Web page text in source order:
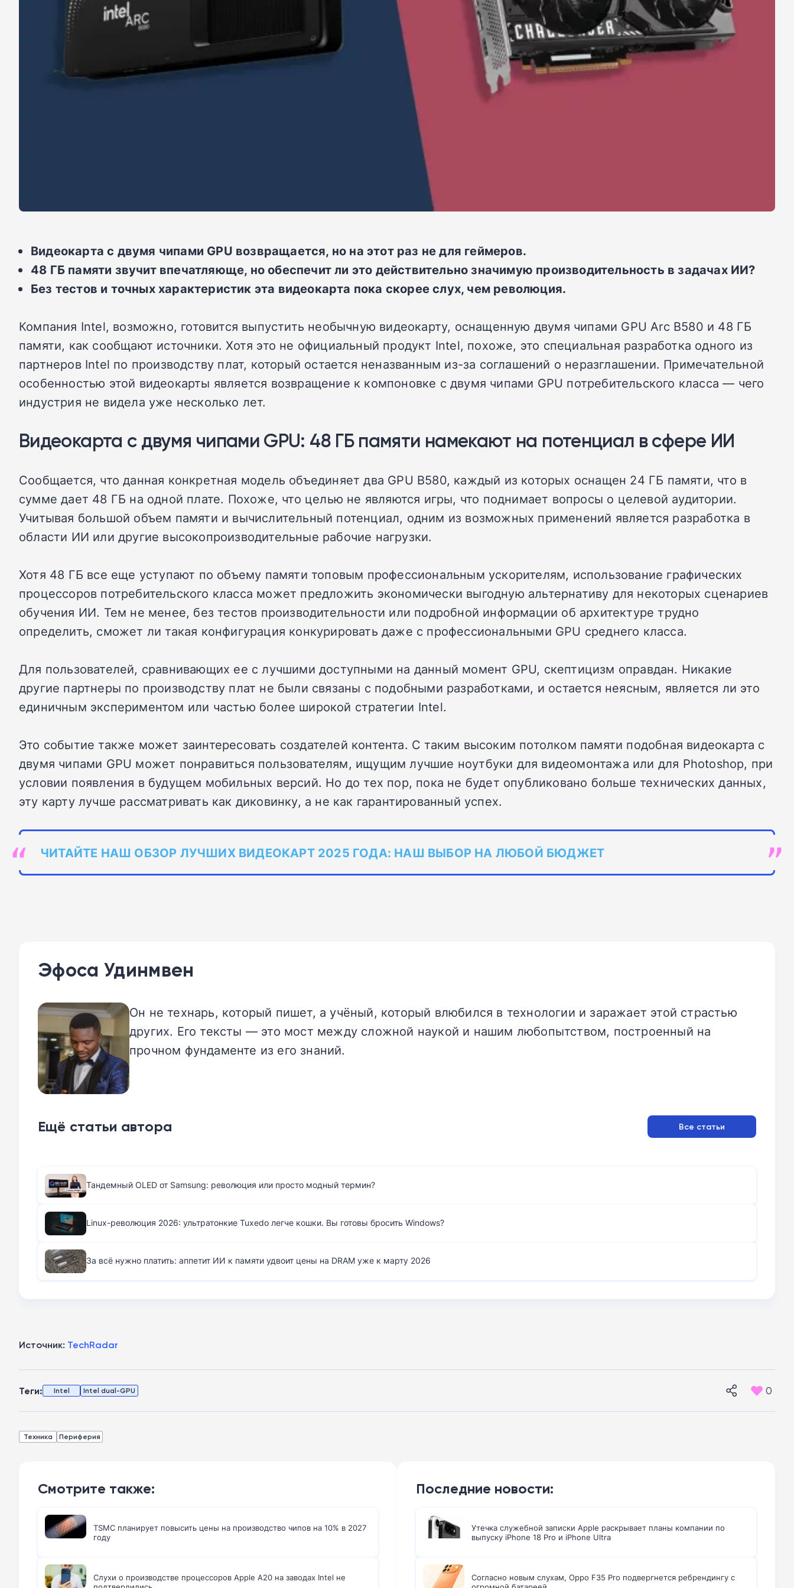
Видеокарта с двумя чипами GPU возвращается, но на этот раз не для геймеров.
48 ГБ памяти звучит впечатляюще, но обеспечит ли это действительно значимую производительность в задачах ИИ?
Без тестов и точных характеристик эта видеокарта пока скорее слух, чем революция.
Компания Intel, возможно, готовится выпустить необычную видеокарту, оснащенную двумя чипами GPU Arc B580 и 48 ГБ
памяти, как сообщают источники. Хотя это не официальный продукт Intel, похоже, это специальная разработка одного из
партнеров Intel по производству плат, который остается неназванным из-за соглашений о неразглашении. Примечательной
особенностью этой видеокарты является возвращение к компоновке с двумя чипами GPU потребительского класса — чего
индустрия не видела уже несколько лет.
Видеокарта с двумя чипами GPU: 48 ГБ памяти намекают на потенциал в сфере ИИ
Сообщается, что данная конкретная модель объединяет два GPU B580, каждый из которых оснащен 24 ГБ памяти, что в
сумме дает 48 ГБ на одной плате. Похоже, что целью не являются игры, что поднимает вопросы о целевой аудитории.
Учитывая большой объем памяти и вычислительный потенциал, одним из возможных применений является разработка в
области ИИ или другие высокопроизводительные рабочие нагрузки.
Хотя 48 ГБ все еще уступают по объему памяти топовым профессиональным ускорителям, использование графических
процессоров потребительского класса может предложить экономически выгодную альтернативу для некоторых сценариев
обучения ИИ. Тем не менее, без тестов производительности или подробной информации об архитектуре трудно
определить, сможет ли такая конфигурация конкурировать даже с профессиональными GPU среднего класса.
Для пользователей, сравнивающих ее с лучшими доступными на данный момент GPU, скептицизм оправдан. Никакие
другие партнеры по производству плат не были связаны с подобными разработками, и остается неясным, является ли это
единичным экспериментом или частью более широкой стратегии Intel.
Это событие также может заинтересовать создателей контента. С таким высоким потолком памяти подобная видеокарта с
двумя чипами GPU может понравиться пользователям, ищущим лучшие ноутбуки для видеомонтажа или для Photoshop, при
условии появления в будущем мобильных версий. Но до тех пор, пока не будет опубликовано больше технических данных,
эту карту лучше рассматривать как диковинку, а не как гарантированный успех.
ЧИТАЙТЕ НАШ ОБЗОР ЛУЧШИХ ВИДЕОКАРТ 2025 ГОДА: НАШ ВЫБОР НА ЛЮБОЙ БЮДЖЕТ
Эфоса Удинмвен
Он не технарь, который пишет, а учёный, который влюбился в технологии и заражает этой страстью
других. Его тексты — это мост между сложной наукой и нашим любопытством, построенный на
прочном фундаменте из его знаний.
Ещё статьи автора Все статьи
Тандемный OLED от Samsung: революция или просто модный термин?
Linux-революция 2026: ультратонкие Tuxedo легче кошки. Вы готовы бросить Windows?
За всё нужно платить: аппетит ИИ к памяти удвоит цены на DRAM уже к марту 2026
Источник: TechRadar
Теги: Intel Intel dual-GPU 0
Техника Периферия
Смотрите также:
TSMC планирует повысить цены на производство чипов на 10% в 2027
году
Слухи о производстве процессоров Apple A20 на заводах Intel не
Последние новости:
Утечка служебной записки Apple раскрывает планы компании по
выпуску iPhone 18 Pro и iPhone Ultra
Согласно новым слухам, Oppo F35 Pro подвергнется ребрендингу с